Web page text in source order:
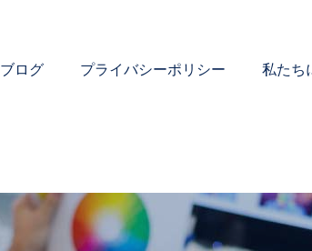
ブログ プライバシーポリシー 私たち